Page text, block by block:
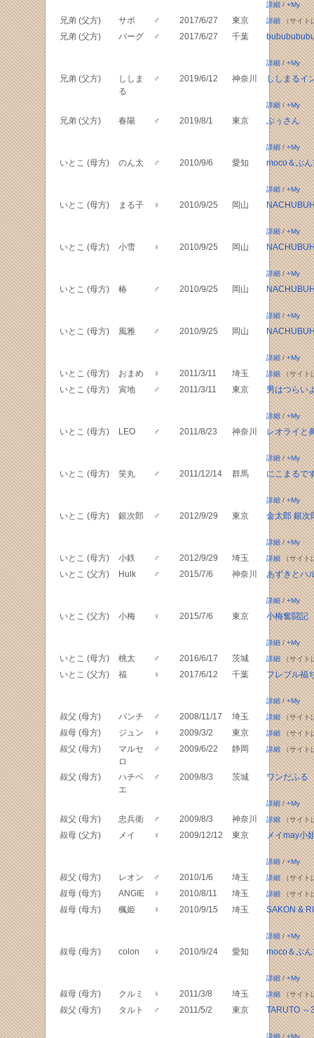
詳細/+My
兄弟 (父方) サボ ♂ 2017/6/27 東京 詳細（サイト
兄弟 (父方) バーグ ♂ 2017/6/27 千葉
詳細/+My
兄弟 (父方)
ししま
る
♂ 2019/6/12 神奈川 ししまるイ
詳細/+My
兄弟 (父方) 春陽 ♂ 2019/8/1 東京 ぶぅさん
詳細/+My
いとこ (母方) のん太 ♂ 2010/9/6 愛知 moco＆ぶ
詳細/+My
いとこ (母方) まる子 ♀ 2010/9/25 岡山
詳細/+My
いとこ (母方) 小雪 ♀ 2010/9/25 岡山
詳細/+My
いとこ (母方) 椿 ♂ 2010/9/25 岡山
詳細/+My
いとこ (母方) 風雅 ♂ 2010/9/25 岡山
詳細/+My
いとこ (母方) おまめ ♀ 2011/3/11 埼玉 詳細（サイト
いとこ (母方) 寅地 ♂ 2011/3/11 東京 男はつらい
詳細/+My
いとこ (母方) LEO ♂ 2011/8/23 神奈川 レオライと
詳細/+My
いとこ (母方) 笑丸 ♂ 2011/12/14 群馬 にこまるで
詳細/+My
いとこ (母方) 銀次郎 ♂ 2012/9/29 東京 金太郎 銀次
詳細/+My
いとこ (母方) 小鉄 ♂ 2012/9/29 埼玉 詳細（サイト
いとこ (父方) Hulk ♂ 2015/7/6 神奈川 あずきとハ
詳細/+My
いとこ (父方) 小梅 ♀ 2015/7/6 東京 小梅奮闘記
詳細/+My
いとこ (母方) 桃太 ♂ 2016/6/17 茨城 詳細（サイト
いとこ (父方) 福 ♀ 2017/6/12 千葉 フレブル福
詳細/+My
叔父 (母方) パンチ ♂ 2008/11/17 埼玉 詳細（サイト
叔母 (母方) ジュン ♀ 2009/3/2 東京 詳細（サイト
叔父 (母方)
マルセ
ロ
♂ 2009/6/22 静岡 詳細（サイト
叔父 (母方)
ハチベ
エ
♂ 2009/8/3 茨城 ワンだふる
詳細/+My
叔父 (母方) 忠兵衛 ♂ 2009/8/3 神奈川 詳細（サイト
叔母 (父方) メイ ♀ 2009/12/12 東京 メイmay小
詳細/+My
叔父 (母方) レオン ♂ 2010/1/6 埼玉 詳細（サイト
叔母 (母方) ANGIE ♀ 2010/8/11 埼玉 詳細（サイト
叔母 (母方) 楓姫 ♀ 2010/9/15 埼玉 SAKON &
詳細/+My
叔母 (母方) colon ♀ 2010/9/24 愛知 moco＆ぶ
詳細/+My
叔母 (母方) クルミ ♀ 2011/3/8 埼玉 詳細（サイト
叔父 (母方) タルト ♂ 2011/5/2 東京 TARUTO ～
詳細/+My